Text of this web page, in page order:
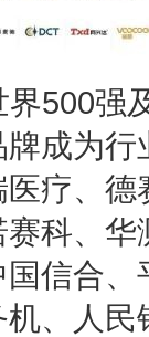
500强
成为
疗、
科、
信合
机、人